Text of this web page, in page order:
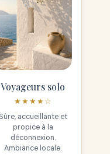
Voyageurs solo
★★★★☆
Sûre, accueillante et
propice à la
déconnexion.
Ambiance locale.